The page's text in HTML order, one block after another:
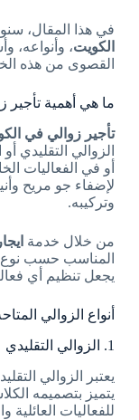
في هذا المقال،
الكويت، وأنواعه،
القصوى من هذه
ما هي أهمية تأجير
تأجير زوالي في
الزوالي التقليدي
أو في الفعاليات
لإضفاء جو مريح
وتركيبه.
من خلال خدمة
المناسب حسب نوع
يجعل تنظيم أي
أنواع الزوالي
1. الزوالي التقليدي
يعتبر الزوالي
يتميز بتصميمه
للفعاليات العائلية